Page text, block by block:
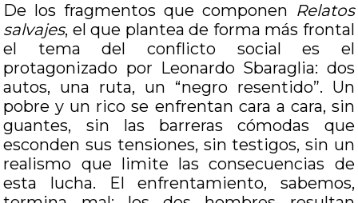
De los fragmentos que componen Relatos
salvajes, el que plantea de forma más frontal
el tema del conflicto social es el
protagonizado por Leonardo Sbaraglia: dos
autos, una ruta, un “negro resentido”. Un
pobre y un rico se enfrentan cara a cara, sin
guantes, sin las barreras cómodas que
esconden sus tensiones, sin testigos, sin un
realismo que limite las consecuencias de
esta lucha. El enfrentamiento, sabemos,